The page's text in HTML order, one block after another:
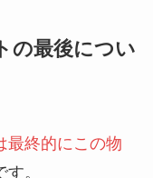
の最後につい
最終的にこの物
す。